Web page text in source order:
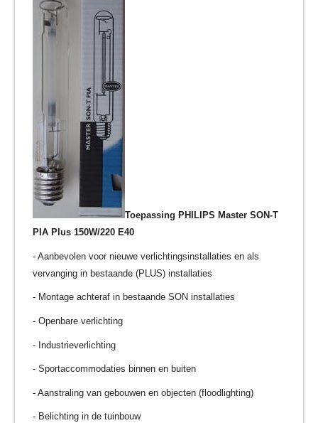
Toepassing PHILIPS Master SON-T
PIA Plus 150W/220 E40
- Aanbevolen voor nieuwe verlichtingsinstallaties en als
vervanging in bestaande (PLUS) installaties
- Montage achteraf in bestaande SON installaties
- Openbare verlichting
- Industrieverlichting
- Sportaccommodaties binnen en buiten
- Aanstraling van gebouwen en objecten (floodlighting)
- Belichting in de tuinbouw